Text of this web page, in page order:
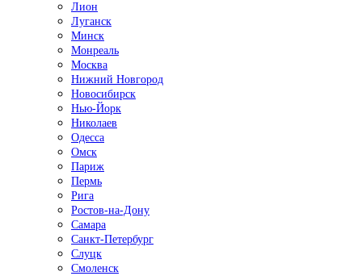
Лион
Луганск
Минск
Монреаль
Москва
Нижний Новгород
Новосибирск
Нью-Йорк
Николаев
Одесса
Омск
Париж
Пермь
Рига
Ростов-на-Дону
Самара
Санкт-Петербург
Слуцк
Смоленск